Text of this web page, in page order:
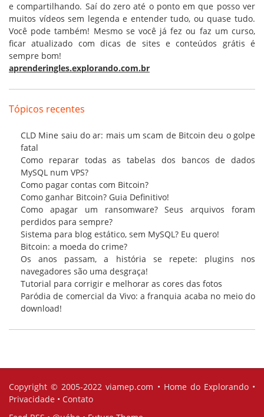
e compartilhando. Saí do zero até o ponto em que posso ver
muitos vídeos sem legenda e entender tudo, ou quase tudo.
Você pode também! Mesmo se você já fez ou faz um curso,
ficar atualizado com dicas de sites e conteúdos grátis é
sempre bom!
aprenderingles.explorando.com.br
Tópicos recentes
CLD Mine saiu do ar: mais um scam de Bitcoin deu o golpe
fatal
Como reparar todas as tabelas dos bancos de dados
MySQL num VPS?
Como pagar contas com Bitcoin?
Como ganhar Bitcoin? Guia Definitivo!
Como apagar um ransomware? Seus arquivos foram
perdidos para sempre?
Sistema para blog estático, sem MySQL? Eu quero!
Bitcoin: a moeda do crime?
Os anos passam, a história se repete: plugins nos
navegadores são uma desgraça!
Tutorial para corrigir e melhorar as cores das fotos
Paródia de comercial da Vivo: a franquia acaba no meio do
download!
Copyright © 2005-2022viamep.com • Home do Explorando•
Privacidade • Contato